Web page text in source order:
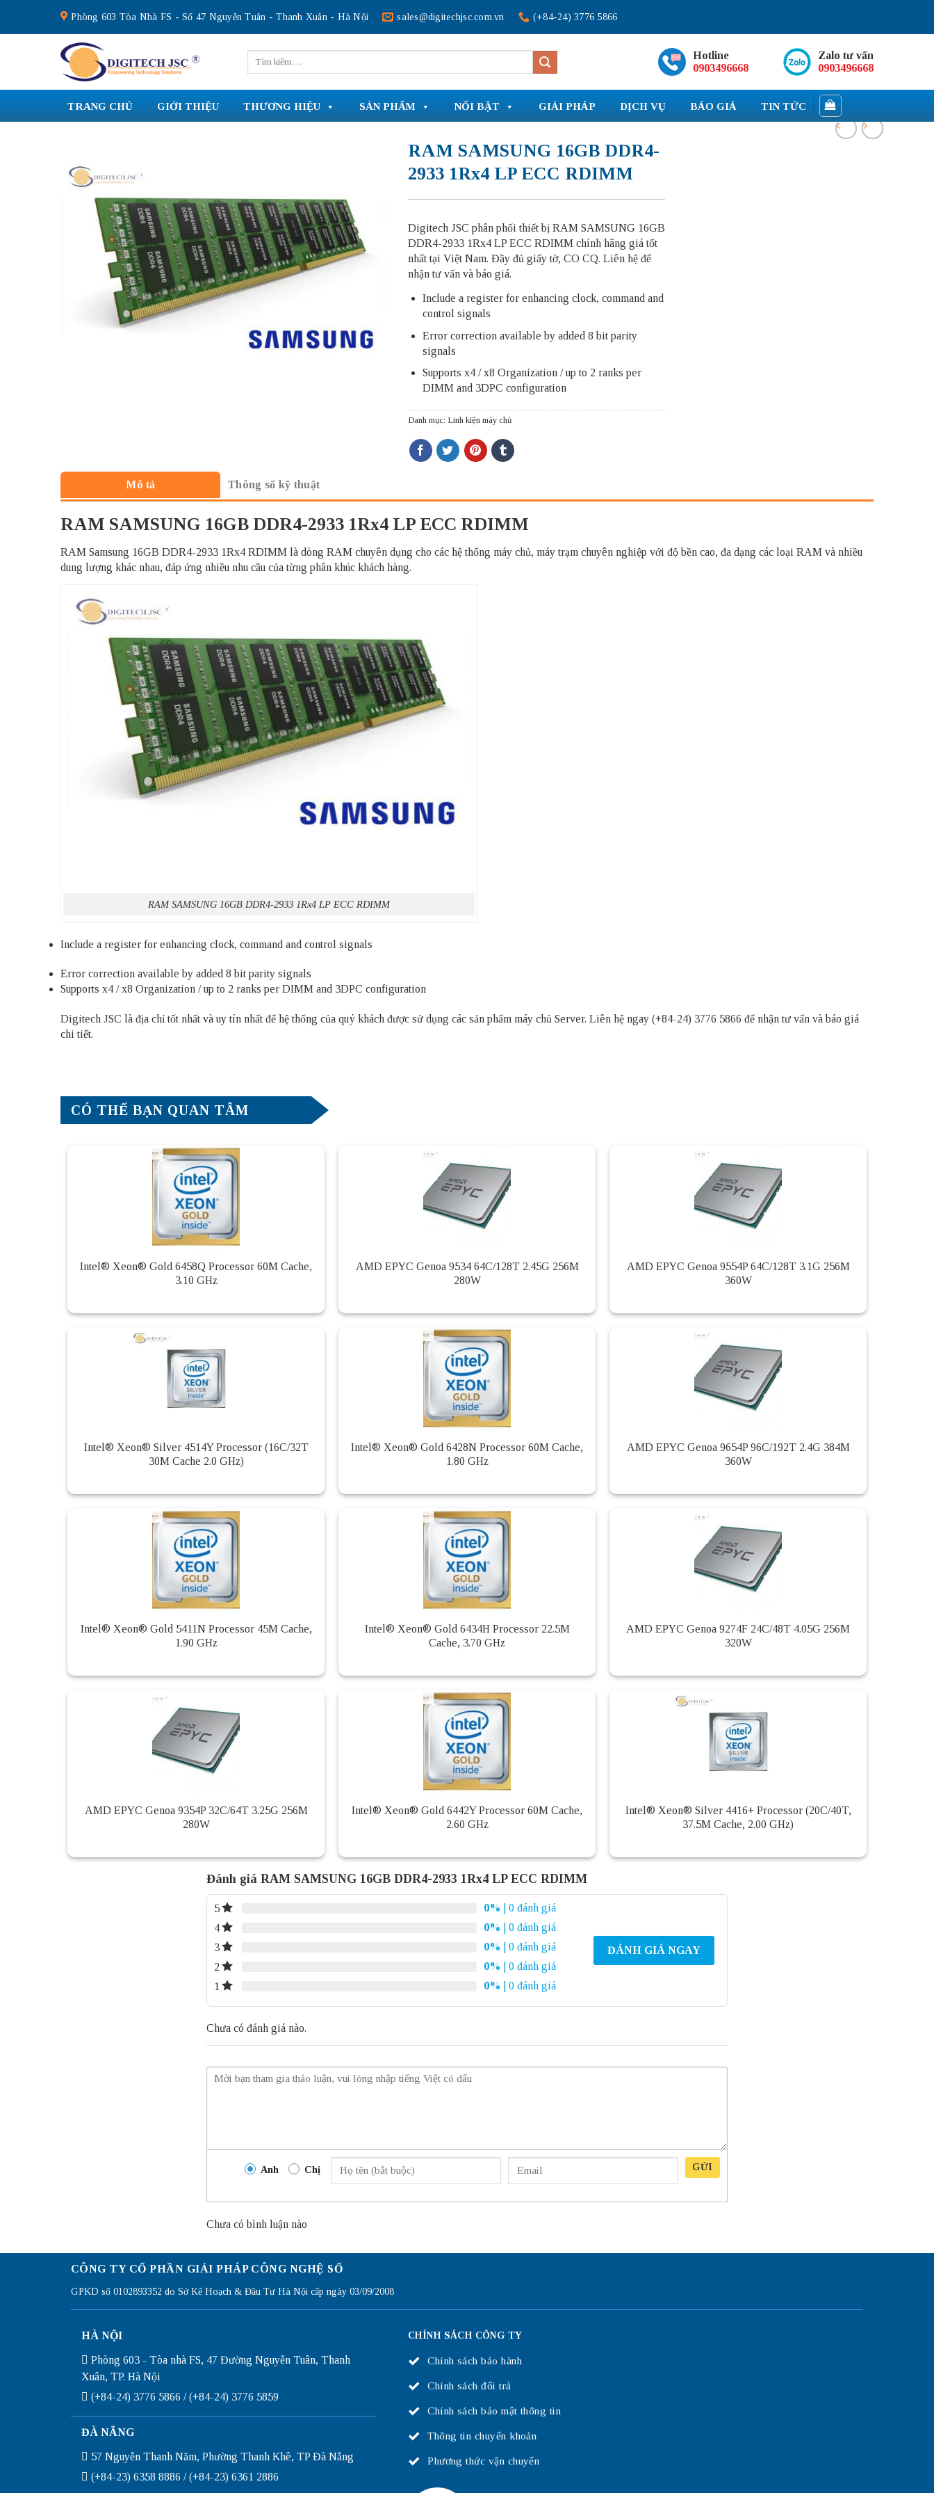
content
Phòng 603 Tòa Nhà FS - Số 47 Nguyễn Tuân - Thanh Xuân - Hà Nội sales@digitechjsc.com.vn (+84-24) 3776 5866
kiếm:
Hotline
0903496668
Zalo tư vấn
0903496668
TRANG CHỦ GIỚI THIỆU THƯƠNG HIỆU SẢN PHẨM NỔI BẬT GIẢI PHÁP DỊCH VỤ BÁO GIÁ TIN TỨC
RAM SAMSUNG 16GB DDR4-
2933 1Rx4 LP ECC RDIMM
Digitech JSC phân phối thiết bị RAM SAMSUNG 16GB
DDR4-2933 1Rx4 LP ECC RDIMM chính hãng giá tốt
nhất tại Việt Nam. Đầy đủ giấy tờ, CO CQ. Liên hệ để
nhận tư vấn và báo giá.
Include a register for enhancing clock, command and
control signals
Error correction available by added 8 bit parity
signals
Supports x4 / x8 Organization / up to 2 ranks per
DIMM and 3DPC configuration
Danh mục: Linh kiện máy chủ
Mô tả Thông số kỹ thuật
RAM SAMSUNG 16GB DDR4-2933 1Rx4 LP ECC RDIMM
RAM Samsung 16GB DDR4-2933 1Rx4 RDIMM là dòng RAM chuyên dụng cho các hệ thống máy chủ, máy trạm chuyên nghiệp với độ bền cao, đa dạng các loại RAM và nhiều
dung lượng khác nhau, đáp ứng nhiều nhu cầu của từng phân khúc khách hàng.
RAM SAMSUNG 16GB DDR4-2933 1Rx4 LP ECC RDIMM
Include a register for enhancing clock, command and control signals
Error correction available by added 8 bit parity signals
Supports x4 / x8 Organization / up to 2 ranks per DIMM and 3DPC configuration
Digitech JSC là địa chỉ tốt nhất và uy tín nhất để hệ thống của quý khách được sử dụng các sản phẩm máy chủ Server. Liên hệ ngay (+84-24) 3776 5866 để nhận tư vấn và báo giá
chi tiết.
CÓ THỂ BẠN QUAN TÂM
Intel® Xeon® Gold 6458Q Processor 60M Cache,
3.10 GHz
AMD EPYC Genoa 9534 64C/128T 2.45G 256M
280W
AMD EPYC Genoa 9554P 64C/128T 3.1G 256M
360W
Intel® Xeon® Silver 4514Y Processor (16C/32T
30M Cache 2.0 GHz)
Intel® Xeon® Gold 6428N Processor 60M Cache,
1.80 GHz
AMD EPYC Genoa 9654P 96C/192T 2.4G 384M
360W
Intel® Xeon® Gold 5411N Processor 45M Cache,
1.90 GHz
Intel® Xeon® Gold 6434H Processor 22.5M
Cache, 3.70 GHz
AMD EPYC Genoa 9274F 24C/48T 4.05G 256M
320W
AMD EPYC Genoa 9354P 32C/64T 3.25G 256M
280W
Intel® Xeon® Gold 6442Y Processor 60M Cache,
2.60 GHz
Intel® Xeon® Silver 4416+ Processor (20C/40T,
37.5M Cache, 2.00 GHz)
Đánh giá RAM SAMSUNG 16GB DDR4-2933 1Rx4 LP ECC RDIMM
5 0%
| 0 đánh giá
4
0%
| 0 đánh giá
3
0%
| 0 đánh giá
2
0%
| 0 đánh giá
1
0% | 0 đánh giá
ĐÁNH GIÁ NGAY
Chưa có đánh giá nào.
Anh Chị GỬI
Chưa có bình luận nào
CÔNG TY CỔ PHẦN GIẢI PHÁP CÔNG NGHỆ SỐ
GPKD số 0102893352 do Sở Kế Hoạch & Đầu Tư Hà Nội cấp ngày 03/09/2008
HÀ NỘI
Phòng 603 - Tòa nhà FS, 47 Đường Nguyễn Tuân, Thanh
Xuân, TP. Hà Nội
(+84-24) 3776 5866 / (+84-24) 3776 5859
ĐÀ NẴNG
57 Nguyễn Thanh Năm, Phường Thanh Khê, TP Đà Nẵng
(+84-23) 6358 8886 / (+84-23) 6361 2886
CHÍNH SÁCH CÔNG TY
Chính sách bảo hành
Chính sách đổi trả
Chính sách bảo mật thông tin
Thông tin chuyển khoản
Phương thức vận chuyển